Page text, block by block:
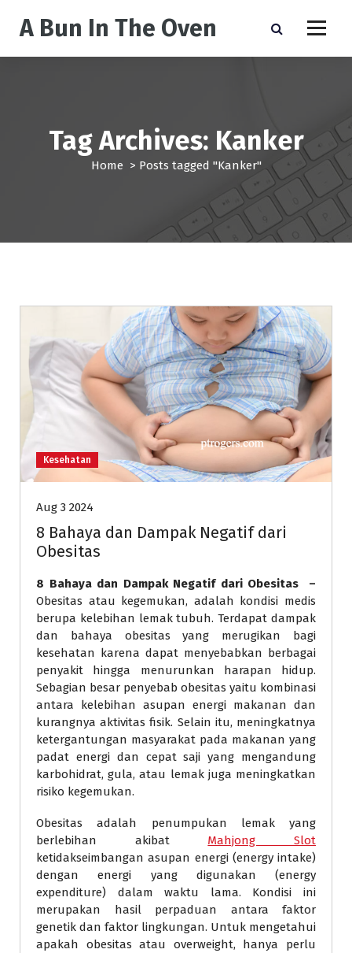
p
A Bun In The Oven
Tag Archives: Kanker
Home > Posts tagged "Kanker"
Kesehatan
Aug 3 2024
8 Bahaya dan Dampak Negatif dari
Obesitas
8 Bahaya dan Dampak Negatif dari Obesitas –
Obesitas atau kegemukan, adalah kondisi medis
berupa kelebihan lemak tubuh. Terdapat dampak
dan bahaya obesitas yang merugikan bagi
kesehatan karena dapat menyebabkan berbagai
penyakit hingga menurunkan harapan hidup.
Sebagian besar penyebab obesitas yaitu kombinasi
antara kelebihan asupan energi makanan dan
kurangnya aktivitas fisik. Selain itu, meningkatnya
ketergantungan masyarakat pada makanan yang
padat energi dan cepat saji yang mengandung
karbohidrat, gula, atau lemak juga meningkatkan
risiko kegemukan.
Obesitas adalah penumpukan lemak yang
berlebihan akibat Mahjong Slot
ketidakseimbangan asupan energi (energy intake)
dengan energi yang digunakan (energy
expenditure) dalam waktu lama. Kondisi ini
merupakan hasil perpaduan antara faktor
genetik dan faktor lingkungan. Untuk mengetahui
apakah obesitas atau overweight, hanya perlu